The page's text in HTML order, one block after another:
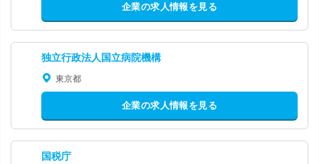
企業の求人情報を見る
独立行政法人国立病院機構
東京都
企業の求人情報を見る
国税庁